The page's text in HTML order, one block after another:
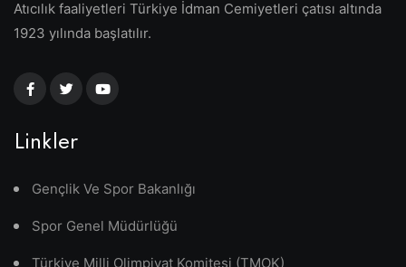
Atıcılık faaliyetleri Türkiye İdman Cemiyetleri çatısı altında
1923 yılında başlatılır.
Linkler
Gençlik Ve Spor Bakanlığı
Spor Genel Müdürlüğü
Türkiye Milli Olimpiyat Komitesi (TMOK)